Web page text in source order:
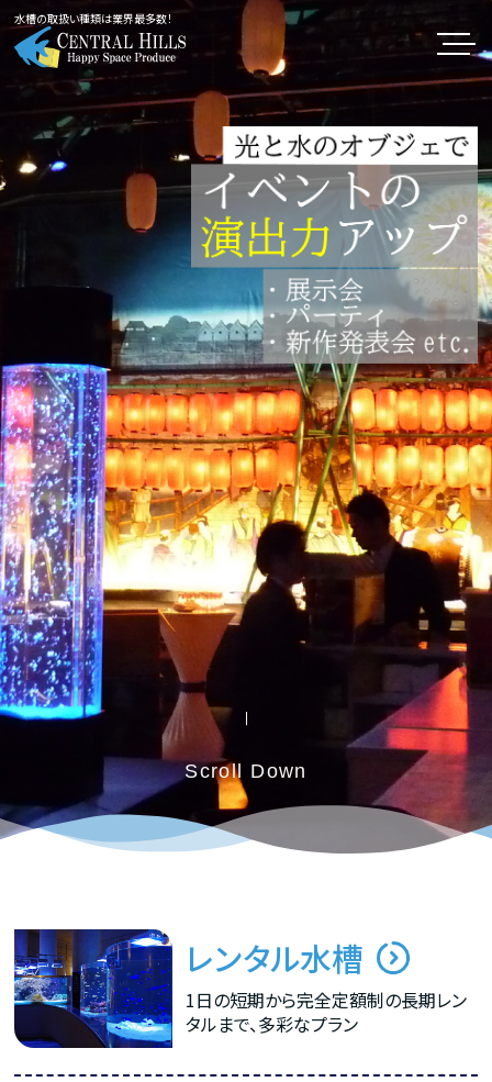
水槽の取扱い種類は業界最多数！
Scroll Down
レンタル水槽
1日の短期から完全定額制の長期レン
タルまで、多彩なプラン